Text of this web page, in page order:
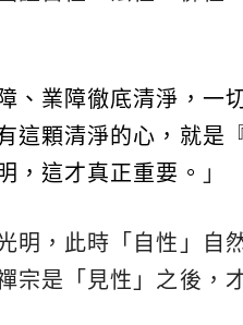
、業障徹底清淨，一
這顆清淨的心，就是
，這才真正重要。 」
明，此時「自性」自
是「見性」之後，